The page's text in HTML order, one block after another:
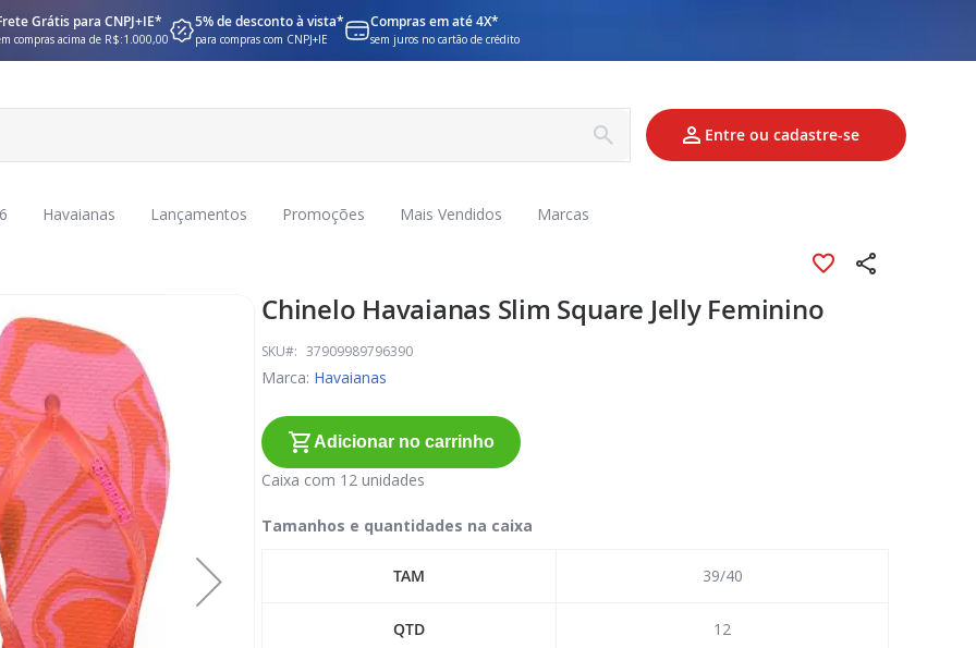
Grátis para CNPJ+IE*
compras acima de R$:1.000,00
5% de desconto à vista*
para compras com CNPJ+IE
Compras em até 4X*
sem juros no cartão de crédito
Entre ou cadastre-se
Havaianas Lançamentos Promoções Mais Vendidos Marcas
Chinelo Havaianas Slim Square Jelly Feminino
SKU 37909989796390
Marca: Havaianas
Adicionar no carrinho
Caixa com 12 unidades
Tamanhos e quantidades na caixa
TAM 39/40
QTD 12